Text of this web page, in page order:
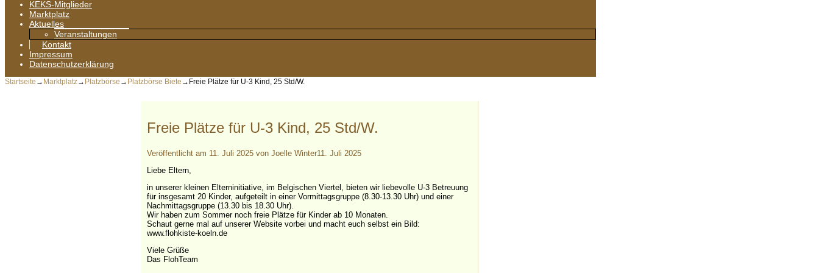
KEKS-Mitglieder
Marktplatz
Aktuelles
Veranstaltungen
Kontakt
Impressum
Datenschutzerklärung
Startseite → Marktplatz→ Platzbörse → Platzbörse Biete → Freie Plätze für U-3 Kind, 25 Std/W.
Freie Plätze für U-3 Kind, 25 Std/W.
Veröffentlicht am 11. Juli 2025 von Joelle Winter11. Juli 2025
Liebe Eltern,
in unserer kleinen Elterninitiative, im Belgischen Viertel, bieten wir liebevolle U-3 Betreuung
für insgesamt 20 Kinder, aufgeteilt in einer Vormittagsgruppe (8.30-13.30 Uhr) und einer
Nachmittagsgruppe (13.30 bis 18.30 Uhr).
Wir haben zum Sommer noch freie Plätze für Kinder ab 10 Monaten.
Schaut gerne mal auf unserer Website vorbei und macht euch selbst ein Bild:
www.flohkiste-koeln.de
Viele Grüße
Das FlohTeam